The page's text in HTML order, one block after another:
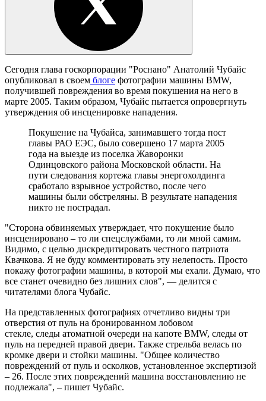
Сегодня глава госкорпорации "Роснано" Анатолий Чубайс
опубликовал в своем блоге фотографии машины BMW,
получившей повреждения во время покушения на него в
марте 2005. Таким образом, Чубайс пытается опровергнуть
утверждения об инсценировке нападения.
Покушение на Чубайса, занимавшего тогда пост
главы РАО ЕЭС, было совершено 17 марта 2005
года на выезде из поселка Жаворонки
Одинцовского района Московской области. На
пути следования кортежа главы энергохолдинга
сработало взрывное устройство, после чего
машины были обстреляны. В результате нападения
никто не пострадал.
"Сторона обвиняемых утверждает, что покушение было
инсценировано – то ли спецслужбами, то ли мной самим.
Видимо, с целью дискредитировать честного патриота
Квачкова. Я не буду комментировать эту нелепость. Просто
покажу фотографии машины, в которой мы ехали. Думаю, что
все станет очевидно без лишних слов", — делится с
читателями блога Чубайс.
На представленных фотографиях отчетливо видны три
отверстия от пуль на бронированном лобовом
стекле, следы атоматной очереди на капоте BMW, следы от
пуль на передней правой двери. Также стрельба велась по
кромке двери и стойки машины. "Общее количество
повреждений от пуль и осколков, установленное экспертизой
– 26. После этих повреждений машина восстановлению не
подлежала", – пишет Чубайс.